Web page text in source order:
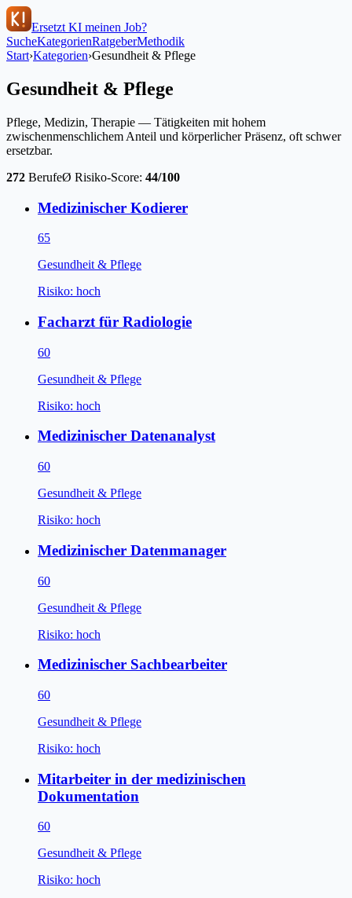
Ersetzt KI meinen Job?
SucheKategorienRatgeberMethodik
Start›Kategorien›Gesundheit & Pflege
Gesundheit & Pflege
Pflege, Medizin, Therapie — Tätigkeiten mit hohem
zwischenmenschlichem Anteil und körperlicher Präsenz, oft schwer
ersetzbar.
272 BerufeØ Risiko-Score: 44/100
Medizinischer Kodierer
65
Gesundheit & Pflege
Risiko: hoch
Facharzt für Radiologie
60
Gesundheit & Pflege
Risiko: hoch
Medizinischer Datenanalyst
60
Gesundheit & Pflege
Risiko: hoch
Medizinischer Datenmanager
60
Gesundheit & Pflege
Risiko: hoch
Medizinischer Sachbearbeiter
60
Gesundheit & Pflege
Risiko: hoch
Mitarbeiter in der medizinischen
Dokumentation
60
Gesundheit & Pflege
Risiko: hoch